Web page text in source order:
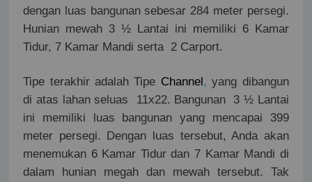
dengan luas bangunan sebesar 284 meter persegi.
Hunian mewah 3 ½ Lantai ini memiliki 6 Kamar
Tidur, 7 Kamar Mandi serta 2 Carport.
Tipe terakhir adalah Tipe Channel, yang dibangun
di atas lahan seluas
11x22. Bangunan 3 ½ Lantai
ini memiliki luas bangunan yang mencapai 399
meter persegi. Dengan luas tersebut, Anda akan
menemukan 6 Kamar Tidur dan 7 Kamar Mandi di
dalam hunian megah dan mewah tersebut. Tak